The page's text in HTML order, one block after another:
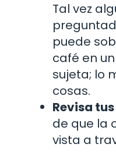
Tal vez
puede
café en
sujeta; lo
cosas.
Revisa
de que la
vista a